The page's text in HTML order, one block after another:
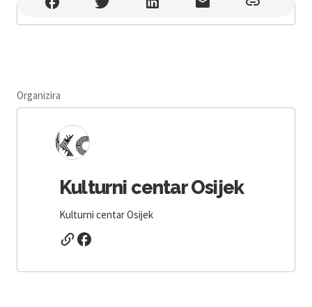
Organizira
Kulturni centar Osijek
Kulturni centar Osijek